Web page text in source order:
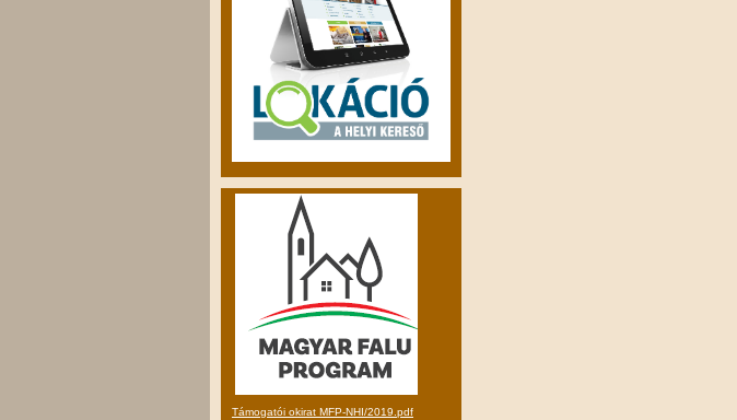
Támogatói okirat MFP-NHI/2019.pdf